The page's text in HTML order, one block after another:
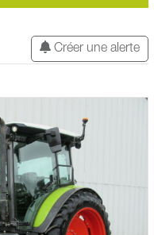
Créer une alerte